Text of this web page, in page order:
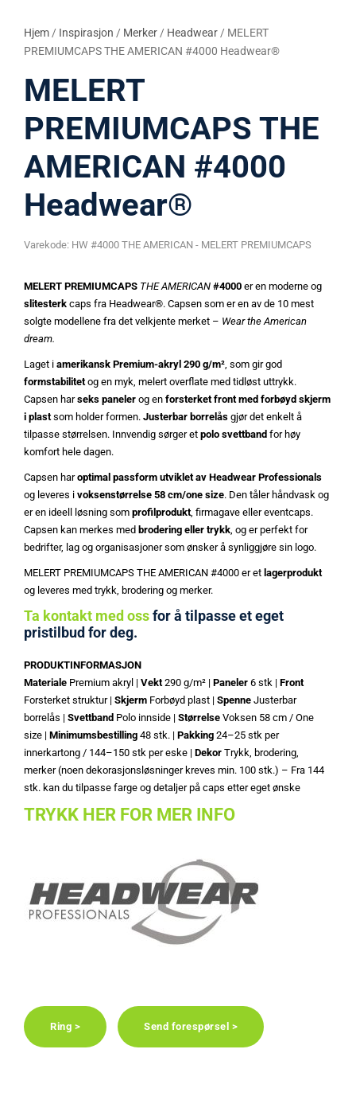
Hjem/ Inspirasjon / Merker/ Headwear/ MELERT
PREMIUMCAPS THE AMERICAN #4000 Headwear®
MELERT
PREMIUMCAPS THE
AMERICAN #4000
Headwear®
Varekode: HW #4000 THE AMERICAN - MELERT PREMIUMCAPS
MELERT PREMIUMCAPS THE AMERICAN #4000 er en moderne og
slitesterk caps fra Headwear®. Capsen som er en av de 10 mest
solgte modellene fra det velkjente merket – Wear the American
dream.
Laget i amerikansk Premium-akryl 290 g/m², som gir god
formstabilitetog en myk, melert overflate med tidløst uttrykk.
Capsen harseks paneler og en forsterket front med forbøyd skjerm
i plastsom holder formen. Justerbar borrelås gjør det enkelt å
tilpasse størrelsen. Innvendig sørger et polo svettband for høy
komfort hele dagen.
Capsen haroptimal passform utviklet av Headwear Professionals
og leveres i voksenstørrelse 58 cm/one size. Den tåler håndvask og
er en ideell løsning som profilprodukt, firmagave eller eventcaps.
Capsen kan merkes med brodering eller trykk, og er perfekt for
bedrifter, lag og organisasjoner som ønsker å synliggjøre sin logo.
MELERT PREMIUMCAPS THE AMERICAN #4000 er et lagerprodukt
og leveres med trykk, brodering og merker.
Ta kontakt med ossfor å tilpasse et eget
pristilbud for deg.
PRODUKTINFORMASJON
Materiale Premium akryl | Vekt290 g/m² | Paneler 6 stk | Front
Forsterket struktur | Skjerm Forbøyd plast | Spenne Justerbar
borrelås | Svettband Polo innside | Størrelse Voksen 58 cm / One
size | Minimumsbestilling 48 stk. | Pakking 24–25 stk per
innerkartong / 144–150 stk per eske | Dekor Trykk, brodering,
merker (noen dekorasjonsløsninger kreves min. 100 stk.) – Fra 144
stk. kan du tilpasse farge og detaljer på caps etter eget ønske
TRYKK HER FOR MER INFO
Ring > Send forespørsel >